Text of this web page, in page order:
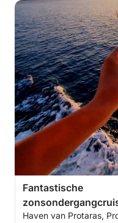
Fantastische
Ray 250 SDX
Haven van Protaras,